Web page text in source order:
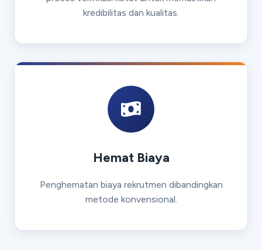
kredibilitas dan kualitas.
Hemat Biaya
Penghematan biaya rekrutmen dibandingkan
metode konvensional.